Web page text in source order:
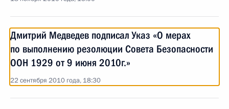
Дмитрий Медведев подписал Указ «О мерах
по выполнению резолюции Совета Безопасности
ООН 1929 от 9 июня 2010г.»
22 сентября 2010 года, 18:30